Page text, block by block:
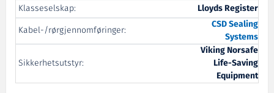
Klasseselskap:
Lloyds Register
Kabel-/rørgjennomføringer:
CSDSealing
Systems
Sikkerhetsutstyr:
Viking Norsafe
Life-Saving
Equipment